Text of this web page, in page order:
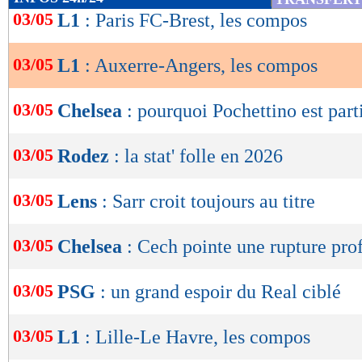
Lu 1.871 fois- Gilles Campos -
de
OK
03/05 L1 : Paris FC-Brest, les compos
03/05 L1 : Auxerre-Angers, les compos
03/05 Chelsea : pourquoi Pochettino est
03/05 Rodez : la stat' folle en 2026
03/05 Lens : Sarr croit toujours au titre
03/05 Chelsea : Cech pointe une rupture
03/05 PSG : un grand espoir du Real ciblé
03/05 L1 : Lille-Le Havre, les compos